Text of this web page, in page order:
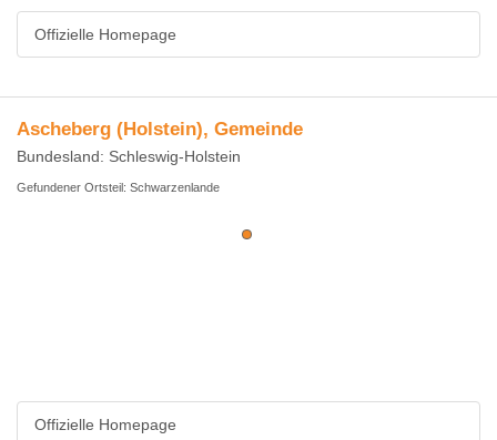
Offizielle Homepage
Ascheberg (Holstein), Gemeinde
Bundesland: Schleswig-Holstein
Gefundener Ortsteil: Schwarzenlande
Offizielle Homepage